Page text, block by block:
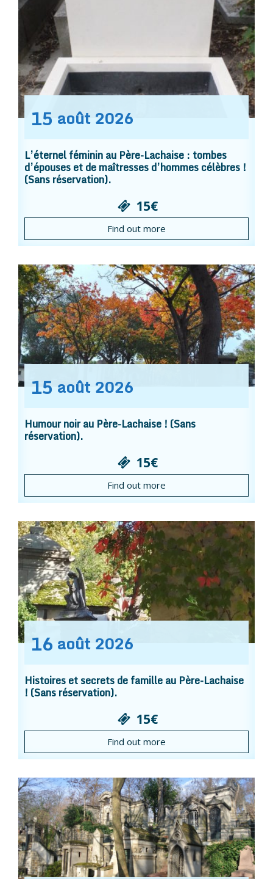
15 août 2026
L’éternel féminin au Père-Lachaise : tombes
d’épouses et de maîtresses d’hommes célèbres !
(Sans réservation).
15€
Find out more
15 août 2026
Humour noir au Père-Lachaise ! (Sans
réservation).
15€
Find out more
16 août 2026
Histoires et secrets de famille au Père-Lachaise
! (Sans réservation).
15€
Find out more